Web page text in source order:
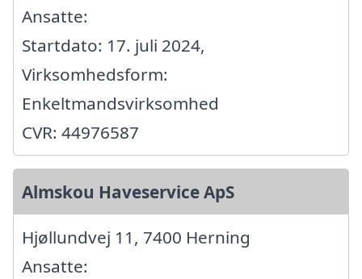
Ansatte:
Startdato: 17. juli 2024,
Virksomhedsform:
Enkeltmandsvirksomhed
CVR: 44976587
Almskou Haveservice ApS
Hjøllundvej 11, 7400 Herning
Ansatte: